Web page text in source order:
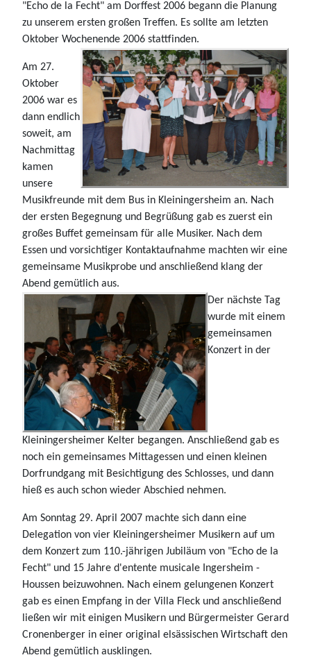
"Echo de la Fecht" am Dorffest 2006 begann die Planung
zu unserem ersten großen Treffen. Es sollte am letzten
Oktober Wochenende 2006 stattfinden.
Am 27.
Oktober
2006 war es
dann endlich
soweit, am
Nachmittag
kamen
unsere
Musikfreunde mit dem Bus in Kleiningersheim an. Nach
der ersten Begegnung und Begrüßung gab es zuerst ein
großes Buffet gemeinsam für alle Musiker. Nach dem
Essen und vorsichtiger Kontaktaufnahme machten wir eine
gemeinsame Musikprobe und anschließend klang der
Abend gemütlich aus.
Der nächste Tag
wurde mit einem
gemeinsamen
Konzert in der
Kleiningersheimer Kelter begangen. Anschließend gab es
noch ein gemeinsames Mittagessen und einen kleinen
Dorfrundgang mit Besichtigung des Schlosses, und dann
hieß es auch schon wieder Abschied nehmen.
Am Sonntag 29. April 2007 machte sich dann eine
Delegation von vier Kleiningersheimer Musikern auf um
dem Konzert zum 110.-jährigen Jubiläum von "Echo de la
Fecht" und 15 Jahre d'entente musicale Ingersheim -
Houssen beizuwohnen. Nach einem gelungenen Konzert
gab es einen Empfang in der Villa Fleck und anschließend
ließen wir mit einigen Musikern und Bürgermeister Gerard
Cronenberger in einer original elsässischen Wirtschaft den
Abend gemütlich ausklingen.